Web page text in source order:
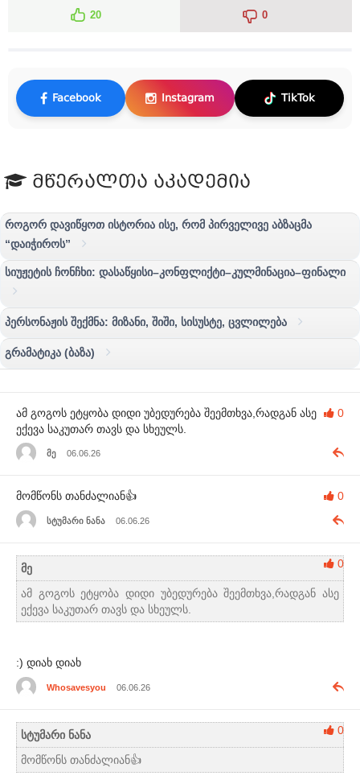
20 0
Facebook Instagram TikTok
მწერალთა აკადემია
როგორ დავიწყოთ ისტორია ისე, რომ პირველივე აბზაცმა
“დაიჭიროს”
სიუჟეტის ჩონჩხი: დასაწყისი–კონფლიქტი–კულმინაცია–ფინალი
პერსონაჟის შექმნა: მიზანი, შიში, სისუსტე, ცვლილება
გრამატიკა (ბაზა)
0
ამ გოგოს ეტყობა დიდი უბედურება შეემთხვა,რადგან ასე
ექევა საკუთარ თავს და სხეულს.
მე 06.06.26
0
მომწონს თანძალიან👍
სტუმარი ნანა 06.06.26
0
მე
ამ გოგოს ეტყობა დიდი უბედურება შეემთხვა,რადგან ასე
ექევა საკუთარ თავს და სხეულს.
:) დიახ დიახ
Whosavesyou 06.06.26
0
სტუმარი ნანა
მომწონს თანძალიან👍